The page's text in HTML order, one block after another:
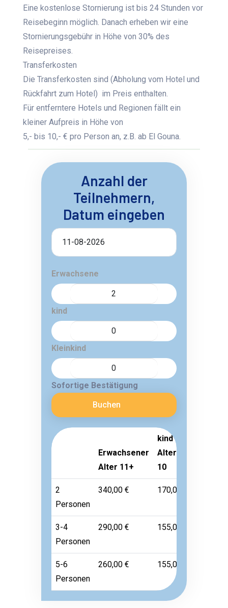
Eine kostenlose Stornierung ist bis 24 Stunden vor
Reisebeginn möglich. Danach erheben wir eine
Stornierungsgebühr in Höhe von 30% des
Reisepreises.
Transferkosten
Die Transferkosten sind (Abholung vom Hotel und
Rückfahrt zum Hotel) im Preis enthalten.
Für entferntere Hotels und Regionen fällt ein
kleiner Aufpreis in Höhe von
5,- bis 10,- € pro Person an, z.B. ab El Gouna.
Anzahl der
Teilnehmern,
Datum eingeben
Erwachsene
kind
Kleinkind
Sofortige Bestätigung
Buchen
Erwachsener
Alter 11+
kind
Alter 3-
10
2
Personen
340,00 € 170,00 €
3-4
Personen
290,00 € 155,00 €
5-6
Personen
260,00 € 155,00 €